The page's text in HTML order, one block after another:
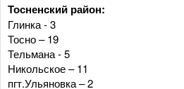
Тосненский район:
Глинка - 3
Тосно – 19
Тельмана - 5
Никольское – 11
пгт.Ульяновка – 2